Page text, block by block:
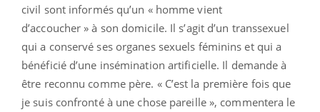
civil sont informés qu’un « homme vient
d’accoucher » à son domicile. Il s’agit d’un transsexuel
qui a conservé ses organes sexuels féminins et qui a
bénéficié d’une insémination artificielle. Il demande à
être reconnu comme père. « C’est la première fois que
je suis confronté à une chose pareille », commentera le